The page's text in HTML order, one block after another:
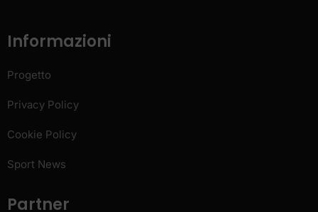
Informazioni
Progetto
Privacy Policy
Cookie Policy
Sport News
Partner